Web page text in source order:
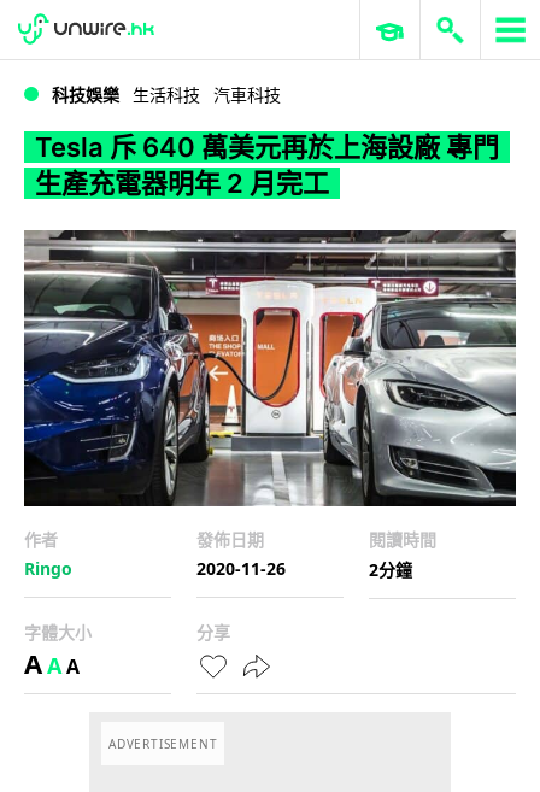
WWDC 2026 ERP 與商業 AI
科技娛樂 生活科技 汽車科技
Tesla 斥 640 萬美元再於上海設廠 專門
生產充電器明年 2 月完工
作者
Ringo
發佈日期
2020-11-26
閱讀時間
2分鐘
字體大小
AAA
分享
ADVERTISEMENT